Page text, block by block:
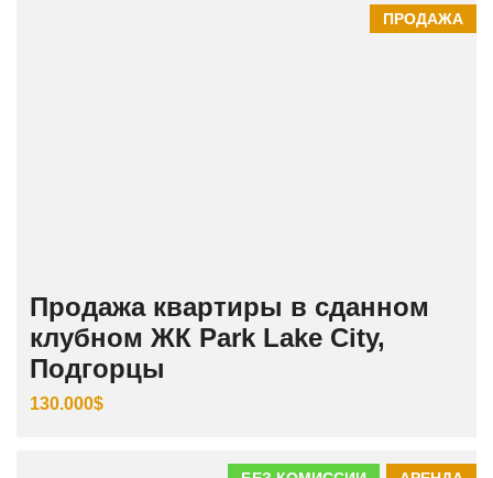
ПРОДАЖА
Продажа квартиры в сданном
клубном ЖК Park Lake City,
Подгорцы
130.000$